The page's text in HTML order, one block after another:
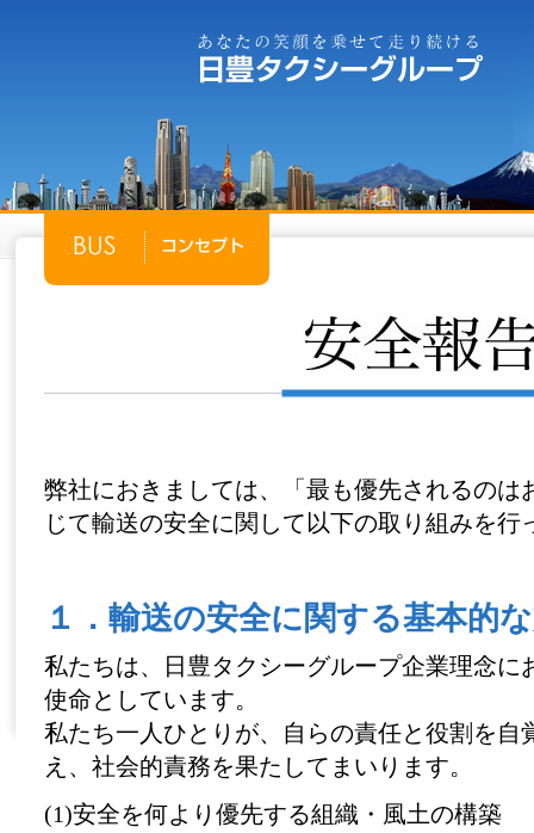
弊社におきましては、「最も優先されるのは
じて輸送の安全に関して以下の取り組みを行
１．輸送の安全に関する基本的
私たちは、日豊タクシーグループ企業理念に
使命としています。
私たち一人ひとりが、自らの責任と役割を自
え、社会的責務を果たしてまいります。
(1)安全を何より優先する組織・風土の構築